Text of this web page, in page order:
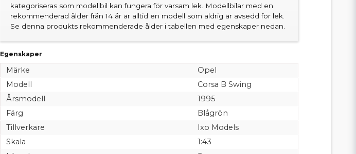
kategoriseras som modellbil kan fungera för varsam lek. Modellbilar med en
rekommenderad ålder från 14 år är alltid en modell som aldrig är avsedd för lek.
Se denna produkts rekommenderade ålder i tabellen med egenskaper nedan.
Egenskaper
Märke
Opel
Modell
Corsa B Swing
Årsmodell
1995
Färg
Blågrön
Tillverkare
Ixo Models
Skala
1:43